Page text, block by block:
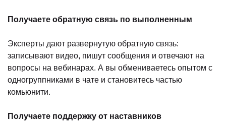
Получаете обратную связь по выполненным
Эксперты дают развернутую обратную связь:
записывают видео, пишут сообщения и отвечают на
вопросы на вебинарах. А вы обмениваетесь опытом с
одногруппниками в чате и становитесь частью
комьюнити.
Получаете поддержку от наставников